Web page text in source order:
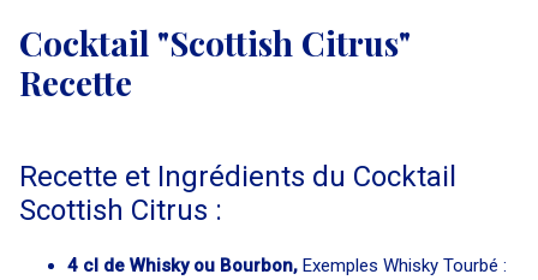
Cocktail "Scottish Citrus"
Recette
Recette et Ingrédients du Cocktail
Scottish Citrus :
4 cl de Whisky ou Bourbon, Exemples Whisky Tourbé :